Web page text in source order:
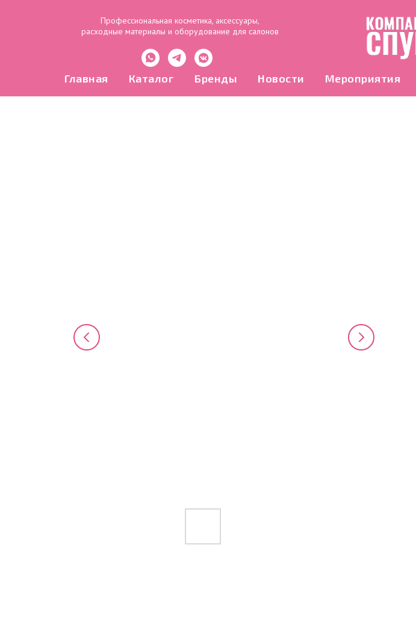
Профессиональная косметика, аксессуары,
расходные материалы и оборудование для салонов
Главная Каталог Бренды Новости Мероприятия